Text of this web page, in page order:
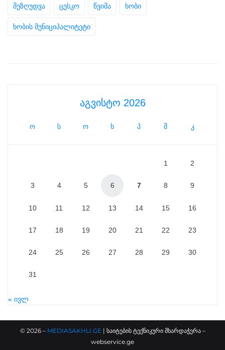
შეზღუდვა ცესკო წვიმა ხობი
ხობის მუნიციპალიტეტი
აგვისტო 2026
ო ს ო ხ პ შ კ
1 2
3 4 5 6 7 8 9
10 11 12 13 14 15 16
17 18 19 20 21 22 23
24 25 26 27 28 29 30
31
« ივლ
© 2026– MEDIASAKHLI.GE| საიტების ტექნიკური მხარდაჭერა –
webservice.ge